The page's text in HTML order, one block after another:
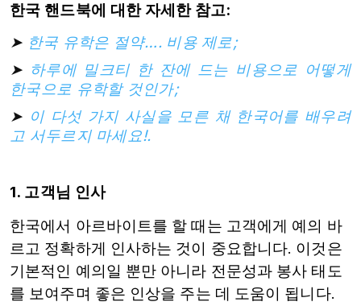
한국 핸드북에 대한 자세한 참고:
➤ 한국 유학은 절약…. 비용 제로;
➤ 하루에 밀크티 한 잔에 드는 비용으로 어떻게
한국으로 유학할 것인가;
➤ 이 다섯 가지 사실을 모른 채 한국어를 배우려
고 서두르지 마세요!.
1. 고객님 인사
한국에서 아르바이트를 할 때는 고객에게 예의 바
르고 정확하게 인사하는 것이 중요합니다. 이것은
기본적인 예의일 뿐만 아니라 전문성과 봉사 태도
를 보여주며 좋은 인상을 주는 데 도움이 됩니다.